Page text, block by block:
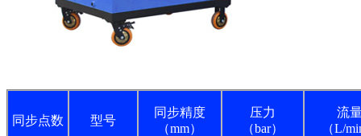
同步点数 型号
同步精度
（mm）
压力
（bar）
流
（L/